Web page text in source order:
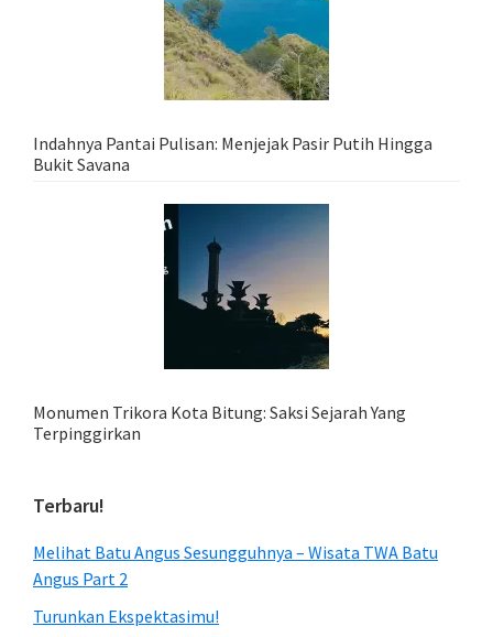
Indahnya Pantai Pulisan: Menjejak Pasir Putih Hingga
Bukit Savana
Monumen Trikora Kota Bitung: Saksi Sejarah Yang
Terpinggirkan
Terbaru!
Melihat Batu Angus Sesungguhnya – Wisata TWA Batu
Angus Part 2
Turunkan Ekspektasimu!